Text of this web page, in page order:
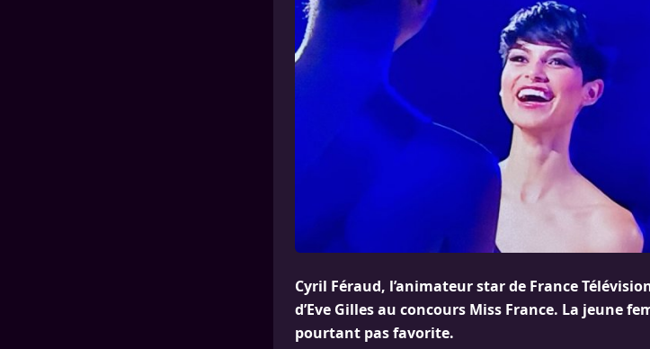
Cyril Féraud, l’animateur star de France
d’Eve Gilles au concours Miss France. La jeune
pourtant pas favorite.